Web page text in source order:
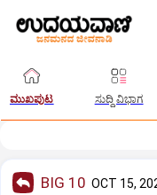
ಮುಖಪುಟ ಸುದ್ದಿ ವಿಭಾಗ
BIG 10 OCT 15,